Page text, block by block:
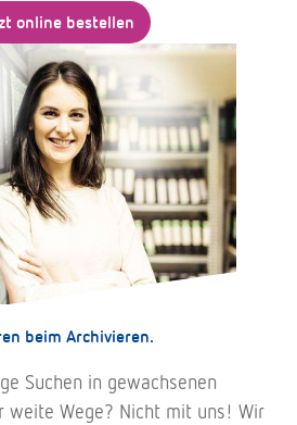
online bestellen
beim Archivieren.
Suchen in gewachsenen
weite Wege? Nicht mit uns! Wir